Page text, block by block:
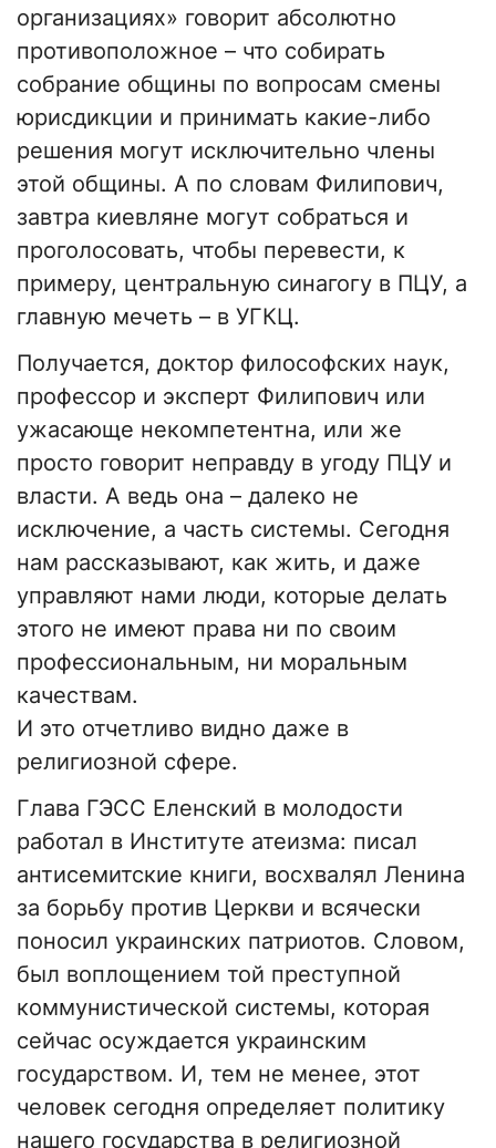
организациях» говорит абсолютно
противоположное – что собирать
собрание общины по вопросам смены
юрисдикции и принимать какие-либо
решения могут исключительно члены
этой общины. А по словам Филипович,
завтра киевляне могут собраться и
проголосовать, чтобы перевести, к
примеру, центральную синагогу в ПЦУ, а
главную мечеть – в УГКЦ.
Получается, доктор философских наук,
профессор и эксперт Филипович или
ужасающе некомпетентна, или же
просто говорит неправду в угоду ПЦУ и
власти. А ведь она – далеко не
исключение, а часть системы. Сегодня
нам рассказывают, как жить, и даже
управляют нами люди, которые делать
этого не имеют права ни по своим
профессиональным, ни моральным
качествам.
И это отчетливо видно даже в
религиозной сфере.
Глава ГЭСС Еленский в молодости
работал в Институте атеизма: писал
антисемитские книги, восхвалял Ленина
за борьбу против Церкви и всячески
поносил украинских патриотов. Словом,
был воплощением той преступной
коммунистической системы, которая
сейчас осуждается украинским
государством. И, тем не менее, этот
человек сегодня определяет политику
нашего государства в религиозной